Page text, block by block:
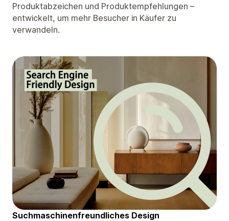
Produktabzeichen und Produktempfehlungen –
entwickelt, um mehr Besucher in Käufer zu
verwandeln.
Suchmaschinenfreundliches Design